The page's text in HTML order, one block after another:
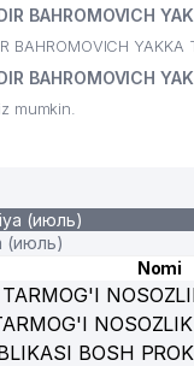
BAHROMOVICH
BAHROMOVICH
BAHROMOVICH
mumkin.
(июль)
(июль)
Nomi
BOSH